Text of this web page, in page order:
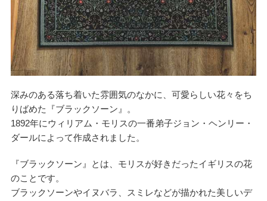
深みのある落ち着いた雰囲気のなかに、可愛らしい花々をち
りばめた『ブラックソーン』。
1892年にウィリアム・モリスの一番弟子ジョン・ヘンリー・
ダールによって作成されました。
『ブラックソーン』とは、モリスが好きだったイギリスの花
のことです。
ブラックソーンやイヌバラ、スミレなどが描かれた美しいデ